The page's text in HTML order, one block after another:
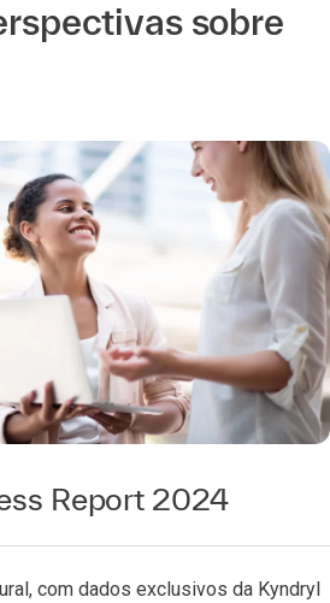
sobre
Report 2024
com dados exclusivos da Kyndryl